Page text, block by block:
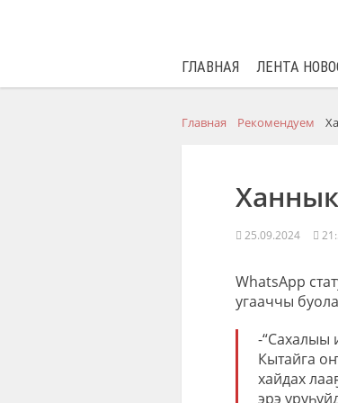
ГЛАВНАЯ ЛЕНТА
Главная Рекомендуем
25.09.2024
WhatsApp
угааччы
-“Сахалыы
Кытайга
хайдах
эрэ